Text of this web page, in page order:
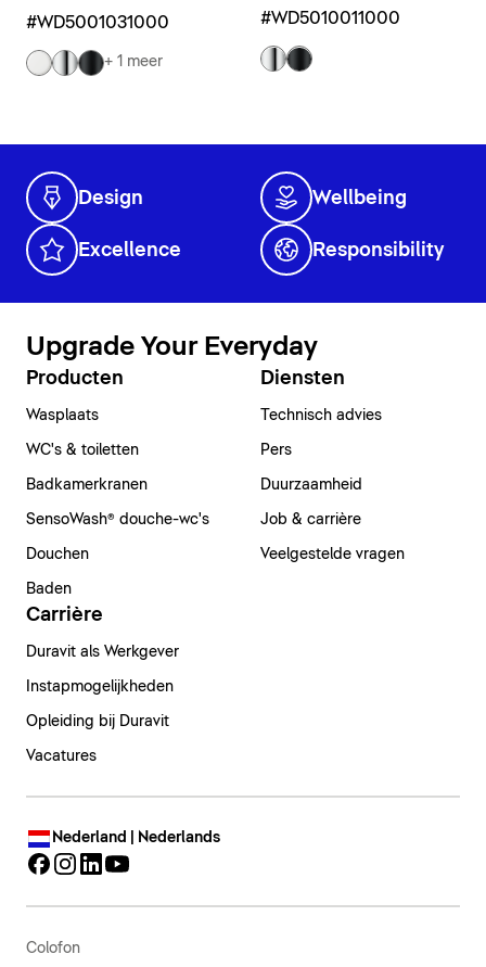
#WD5001031000
+ 1 meer
#WD5010011000
Design Wellbeing
Excellence Responsibility
Upgrade Your Everyday
Producten
Wasplaats
WC's & toiletten
Badkamerkranen
SensoWash® douche-wc's
Douchen
Baden
Diensten
Technisch advies
Pers
Duurzaamheid
Job & carrière
Veelgestelde vragen
Carrière
Duravit als Werkgever
Instapmogelijkheden
Opleiding bij Duravit
Vacatures
Nederland | Nederlands
Colofon